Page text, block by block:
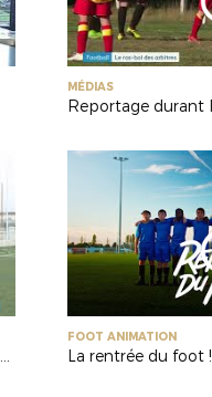
MÉDIAS
Week-end sans arbitre (reportage France 3)
FOOT ANIMATION
La rentrée du foot !